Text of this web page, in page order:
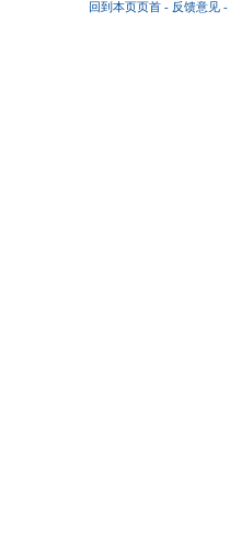
回到本页页首 - 反馈意见 -